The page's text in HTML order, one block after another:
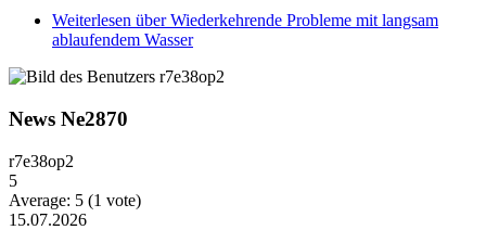
Weiterlesen über Wiederkehrende Probleme mit langsam
ablaufendem Wasser
News Ne2870
r7e38op2
5
Average: 5 (1 vote)
15.07.2026